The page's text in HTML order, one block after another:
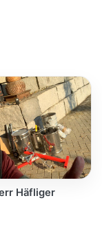
Häfliger